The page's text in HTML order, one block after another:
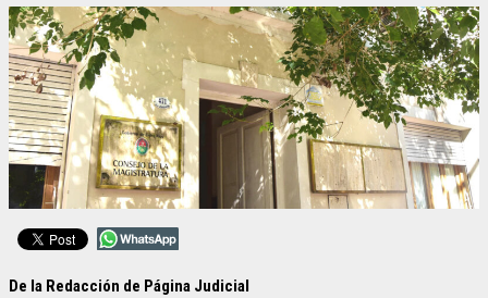
De la Redacción de Página Judicial